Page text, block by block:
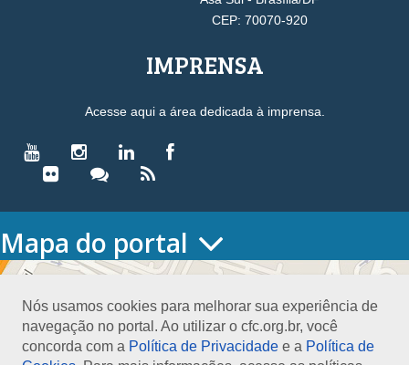
Nós usamos cookies para melhorar sua experiência de
navegação no portal. Ao utilizar o cfc.org.br, você
concorda com a Política de Privacidade e a Política de
CEP: 70070-920
IMPRENSA
Acesse aqui a área dedicada à imprensa.
Mapa do portal
HOME
Conselho Diretor
Nossa Sede
Planejamento